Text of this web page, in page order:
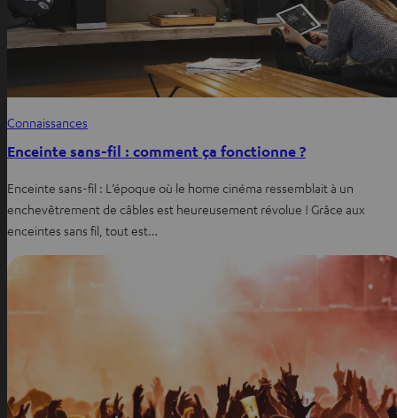
Connaissances
Enceinte sans-fil : comment ça fonctionne ?
Enceinte sans-fil : L’époque où le home cinéma ressemblait à un
enchevêtrement de câbles est heureusement révolue ! Grâce aux
enceintes sans fil, tout est…